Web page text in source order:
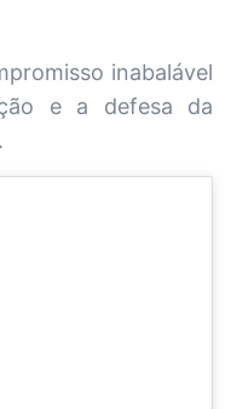
inabalável
e a defesa da